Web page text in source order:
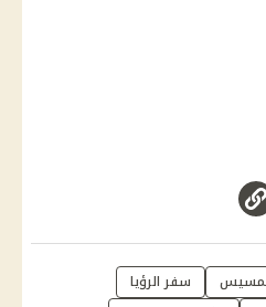
سفر الرؤيا